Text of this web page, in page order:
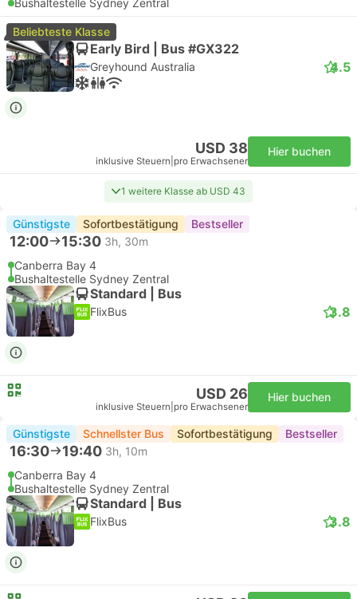
Bushaltestelle Sydney Zentral
Beliebteste Klasse
Early Bird | Bus #GX322
Greyhound Australia 4.5
USD 38
inklusive Steuern pro Erwachsener
Hier buchen
1 weitere Klasse ab USD 43
Günstigste Sofortbestätigung Bestseller
12:00 15:30 3h, 30m
Canberra Bay 4
Bushaltestelle Sydney Zentral
Standard | Bus
FlixBus 3.8
USD 26
inklusive Steuern pro Erwachsener
Hier buchen
Günstigste Schnellster Bus Sofortbestätigung Bestseller
16:30 19:40 3h, 10m
Canberra Bay 4
Bushaltestelle Sydney Zentral
Standard | Bus
FlixBus 3.8